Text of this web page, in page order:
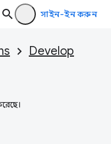
সাইন-ইন করুন
Develop